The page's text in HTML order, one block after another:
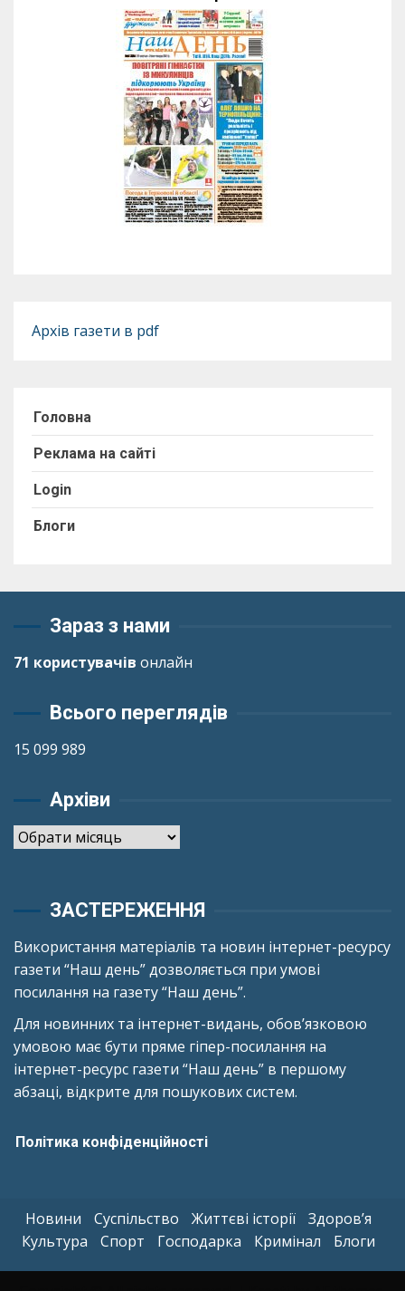
Архів газети в pdf
Головна
Реклама на сайті
Login
Блоги
Зараз з нами
71 користувачів онлайн
Всього переглядів
15 099 989
Архіви
Архіви
ЗАСТЕРЕЖЕННЯ
Використання матеріалів та новин інтернет-ресурсу
газети “Наш день” дозволяється при умові
посилання на газету “Наш день”.
Для новинних та інтернет-видань, обов’язковою
умовою має бути пряме гіпер-посилання на
інтернет-ресурс газети “Наш день” в першому
абзаці, відкрите для пошукових систем.
Політика конфіденційності
Новини Суспільство Життєві історії
Здоров’я
Культура
Спорт Господарка Кримінал Блоги